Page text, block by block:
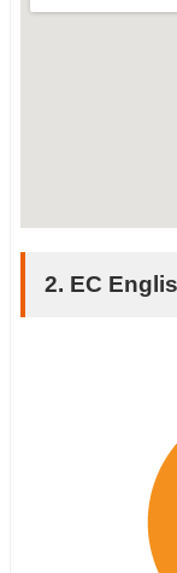
2. EC